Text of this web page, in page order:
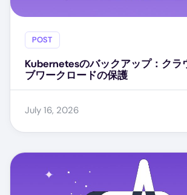
POST
Kubernetesのバックアップ：クラ
ブワークロードの保護
July 16, 2026